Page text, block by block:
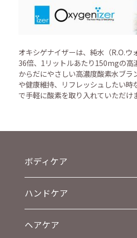
オキシゲナイザーは、純水（R.O.ウ
36倍、1リットルあたり150mgの高
からだにやさしい高濃度酸素水ブラ
や健康維持、リフレッシュしたい時
で手軽に酸素を取り入れていただけ
ボディケア
ハンドケア
ヘアケア